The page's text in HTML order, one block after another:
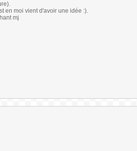
en moi vient d'avoir une idée :).
mj